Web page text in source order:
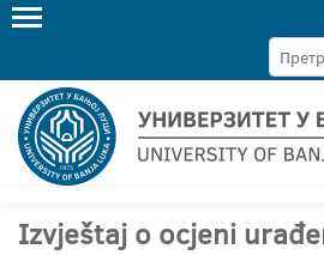
Izvještaj o ocjeni